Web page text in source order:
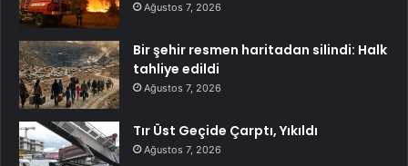
Ağustos 7, 2026
Bir şehir resmen haritadan silindi: Halk
tahliye edildi
Ağustos 7, 2026
Tır Üst Geçide Çarptı, Yıkıldı
Ağustos 7, 2026